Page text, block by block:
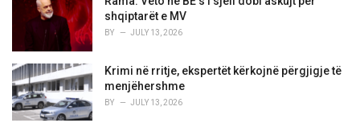
shqiptarët e MV
BY JULY 13, 2026
Krimi në rritje, ekspertët kërkojnë përgjigje të
menjëhershme
BY JULY 13, 2026